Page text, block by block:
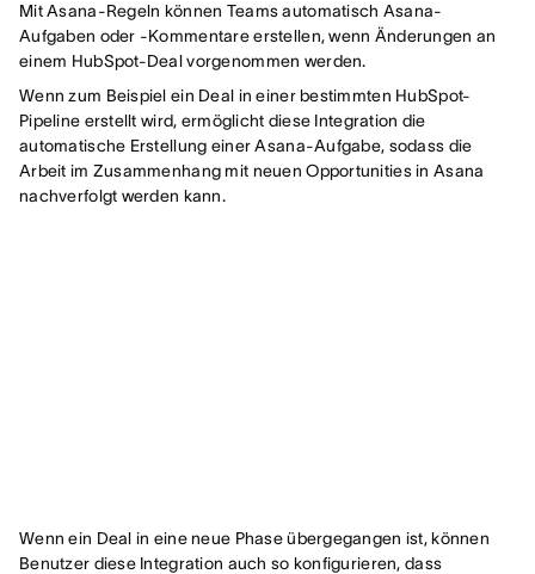
Mit Asana-Regeln können Teams automatisch Asana-
Aufgaben oder -Kommentare erstellen, wenn Änderungen an
einem HubSpot-Deal vorgenommen werden.
Wenn zum Beispiel ein Deal in einer bestimmten HubSpot-
Pipeline erstellt wird, ermöglicht diese Integration die
automatische Erstellung einer Asana-Aufgabe, sodass die
Arbeit im Zusammenhang mit neuen Opportunities in Asana
nachverfolgt werden kann.
Wenn ein Deal in eine neue Phase übergegangen ist, können
Benutzer diese Integration auch so konfigurieren, dass